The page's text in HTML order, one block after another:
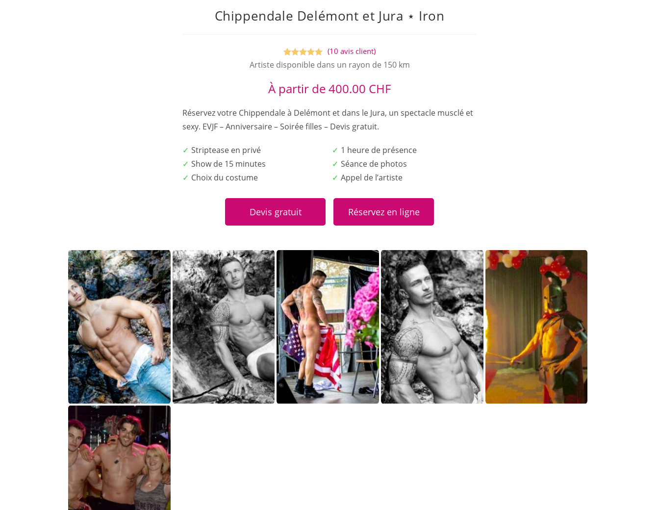
Chippendale Delémont et Jura ⋆ Iron
Noté5.00
basé sur
10
clients
(10 avis client)
Artiste disponible dans un rayon de 150 km
À partir de400.00 CHF
Réservez votre Chippendale à Delémont et dans le Jura, un spectacle musclé et
sexy. EVJF – Anniversaire – Soirée filles – Devis gratuit.
Striptease en privé
Show de 15 minutes
Choix du costume
1 heure de présence
Séance de photos
Appel de l’artiste
Devis gratuit Réservez en ligne